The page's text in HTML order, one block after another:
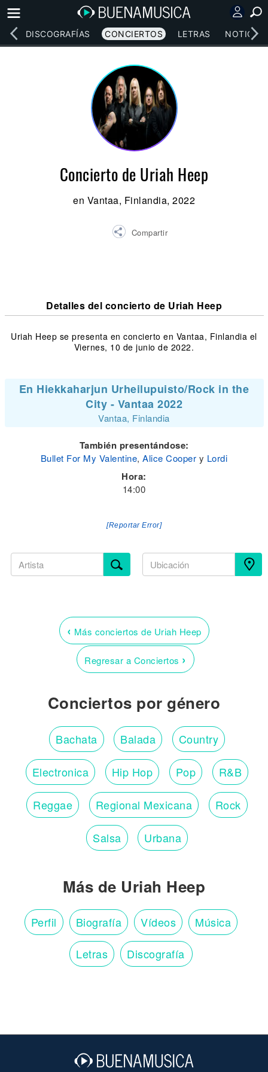
DISCOGRAFÍAS CONCIERTOS LETRAS NOTICIAS
Concierto de Uriah Heep
en Vantaa, Finlandia, 2022
Compartir
Detalles del concierto de Uriah Heep
Uriah Heep se presenta en concierto en Vantaa, Finlandia el
Viernes, 10 de junio de 2022.
En Hiekkaharjun Urheilupuisto/Rock in the
City - Vantaa 2022
Vantaa, Finlandia
También presentándose:
Bullet For My Valentine,Alice Cooper y Lordi
Hora:
14:00
[Reportar Error]
‹ Más conciertos de Uriah Heep
Regresar a Conciertos ›
Conciertos por género
Bachata Balada Country
Electronica Hip Hop Pop R&B
Reggae Regional Mexicana Rock
Salsa Urbana
Más de Uriah Heep
Perfil Biografía Vídeos Música
Letras Discografía